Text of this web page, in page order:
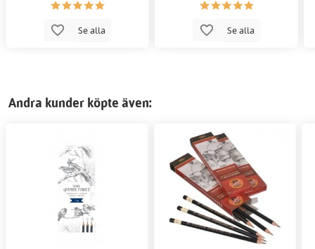
Se alla Se alla
Andra kunder köpte även: